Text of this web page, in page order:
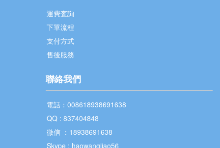
運費査詢
下單流程
支付方式
售後服務
聯絡我們
電話：008618938691638
QQ : 837404848
微信 ：18938691638
Skype : haowangjiao56